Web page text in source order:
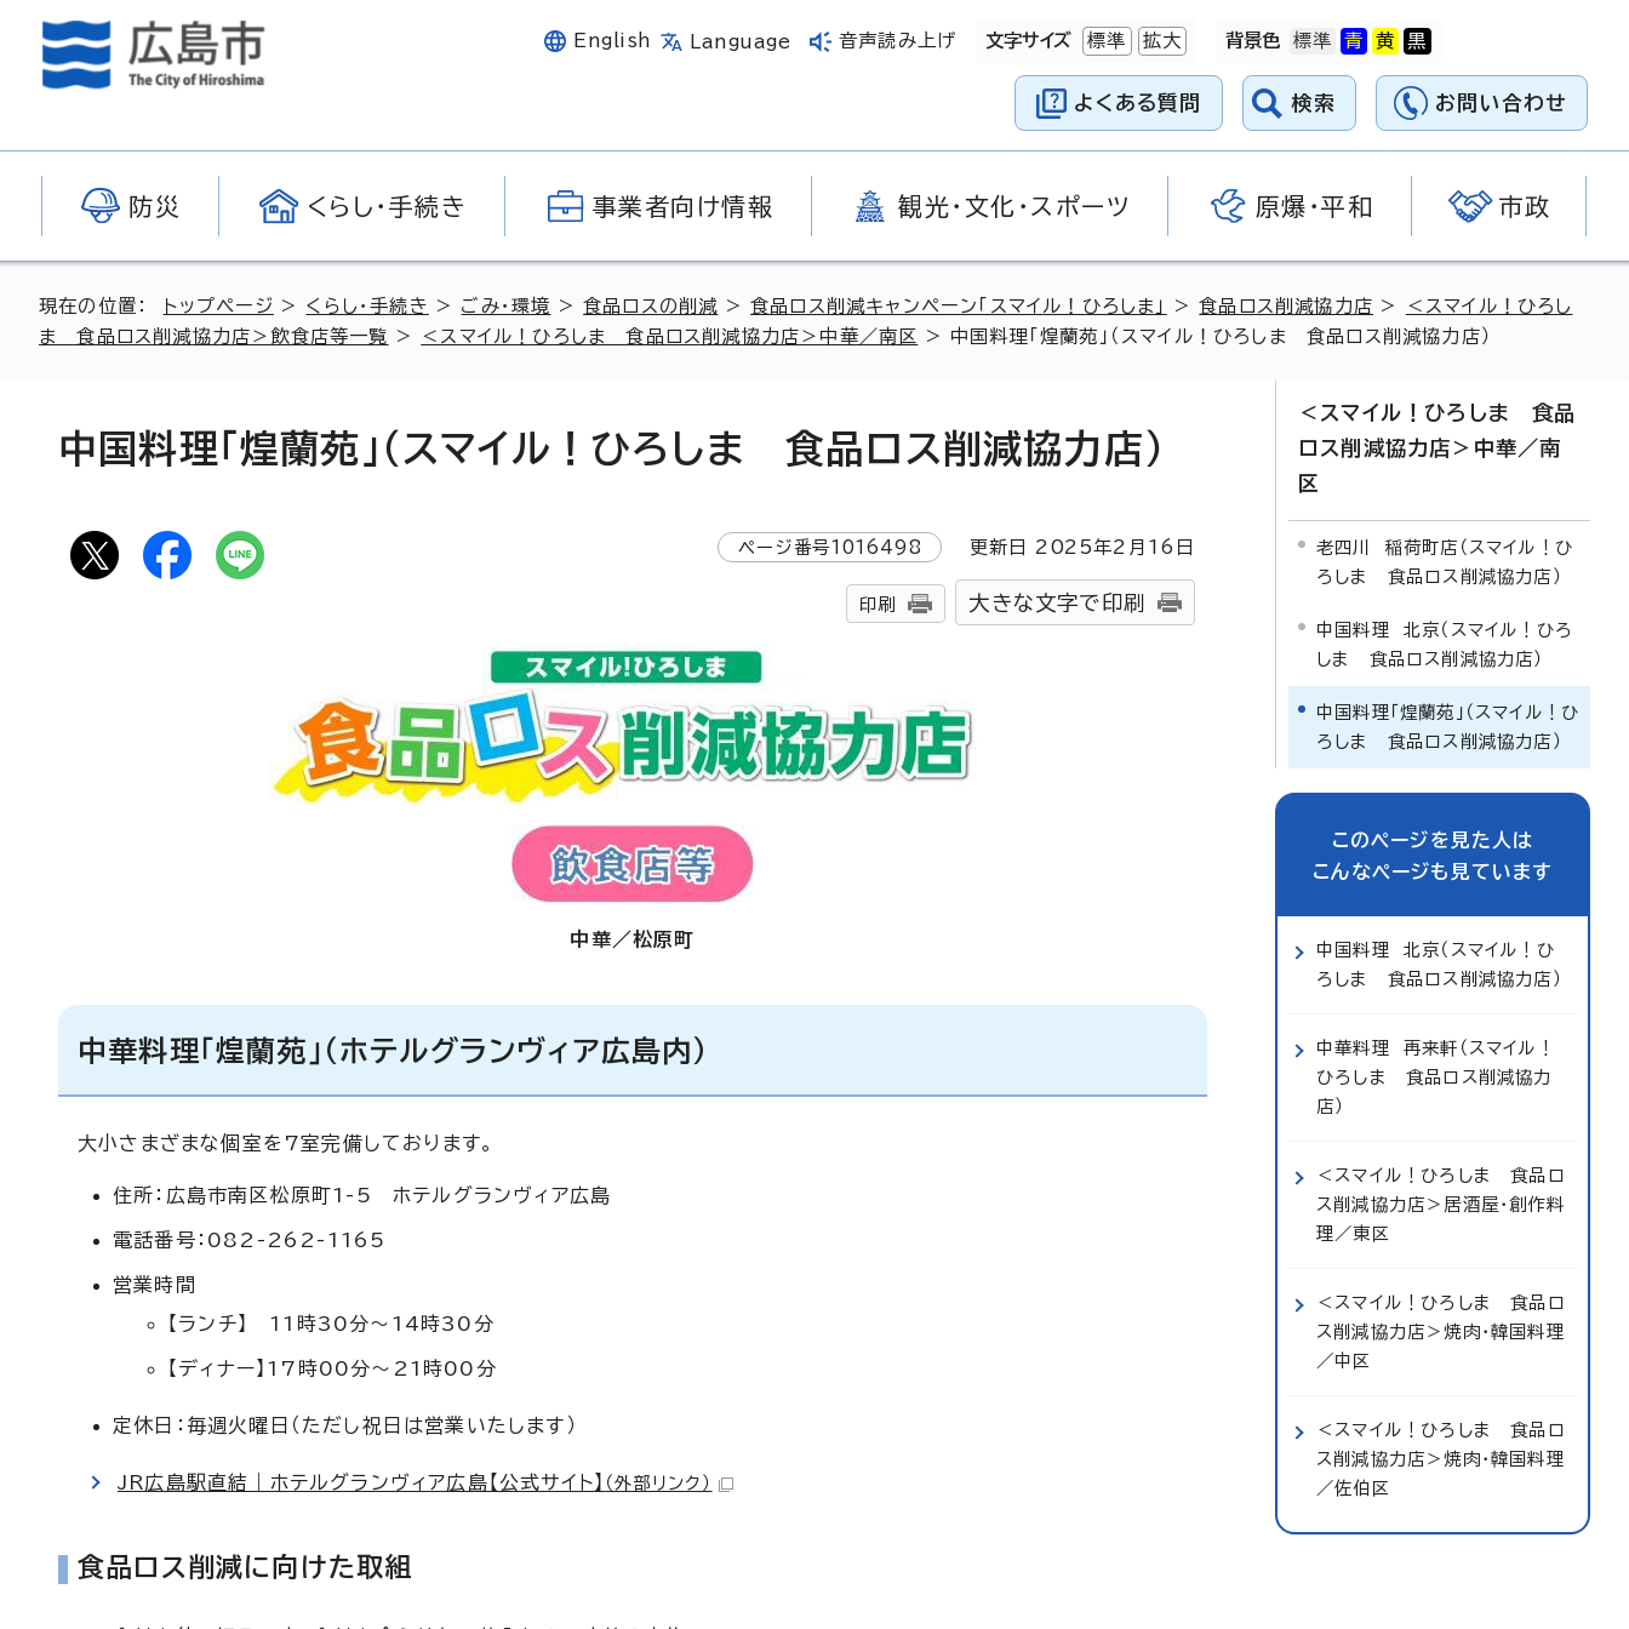
English Language 音声読み上げ 文字サイズ 標準 拡大 背景色
よくある質問 検索 お問い合わせ
防災 くらし・手続き 事業者向け情報 観光・文化・スポーツ 原爆・平和 市政
現在の位置： トップページ > くらし・手続き > ごみ・環境 >食品ロスの削減 >食品ロス削減キャンペーン「スマイル！ひろしま」 >食品ロス削減協力店 >
＜スマイル！ひろし
ま 食品ロス削減協力店＞飲食店等一覧 > ＜スマイル！ひろしま 食品ロス削減協力店＞中華／南区 > 中国料理「煌蘭苑」（スマイル！ひろしま 食品ロス削減協力店）
中国料理「煌蘭苑」（スマイル！ひろしま 食品ロス削減協力店）
ページ番号1016498 更新日 2025年2月 16 日
印刷 大きな文字で印刷
中華／松原町
中華料理「煌蘭苑」（ホテルグランヴィア広島内）
大小さまざまな個室を7室完備しております。
住所：広島市南区松原町1-5 ホテルグランヴィア広島
電話番号：082-262-1165
営業時間
【ランチ】 11時30分～14時30分
【ディナー】17時00分～21時00分
定休日：毎週火曜日（ただし祝日は営業いたします）
JR広島駅直結｜ホテルグランヴィア広島【公式サイト】 （外部リンク）
食品ロス削減に向けた取組
＜スマイル！ひろしま 食品
ロス削減協力店＞中華／南
区
老四川 稲荷町店（スマイル！ひ
ろしま 食品ロス削減協力店）
中国料理 北京（スマイル！ひろ
しま 食品ロス削減協力店）
中国料理「煌蘭苑」（スマイル！ひ
ろしま 食品ロス削減協力店）
このページを見た人は
こんなページも見ています
中国料理 北京（スマイル！ひ
ろしま 食品ロス削減協力店）
中華料理 再来軒（スマイル！
ひろしま 食品ロス削減協力
店）
＜スマイル！ひろしま 食品ロ
ス削減協力店＞居酒屋・創作料
理／東区
＜スマイル！ひろしま 食品ロ
ス削減協力店＞焼肉・韓国料理
／中区
＜スマイル！ひろしま 食品ロ
ス削減協力店＞焼肉・韓国料理
／佐伯区